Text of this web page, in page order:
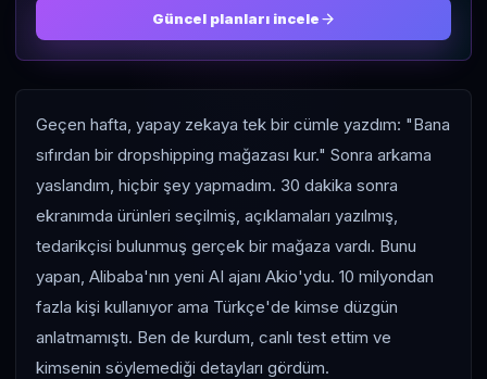
Güncel planları incele
Geçen hafta, yapay zekaya tek bir cümle yazdım: "Bana
sıfırdan bir dropshipping mağazası kur." Sonra arkama
yaslandım, hiçbir şey yapmadım. 30 dakika sonra
ekranımda ürünleri seçilmiş, açıklamaları yazılmış,
tedarikçisi bulunmuş gerçek bir mağaza vardı. Bunu
yapan, Alibaba'nın yeni AI ajanı Akio'ydu. 10 milyondan
fazla kişi kullanıyor ama Türkçe'de kimse düzgün
anlatmamıştı. Ben de kurdum, canlı test ettim ve
kimsenin söylemediği detayları gördüm.